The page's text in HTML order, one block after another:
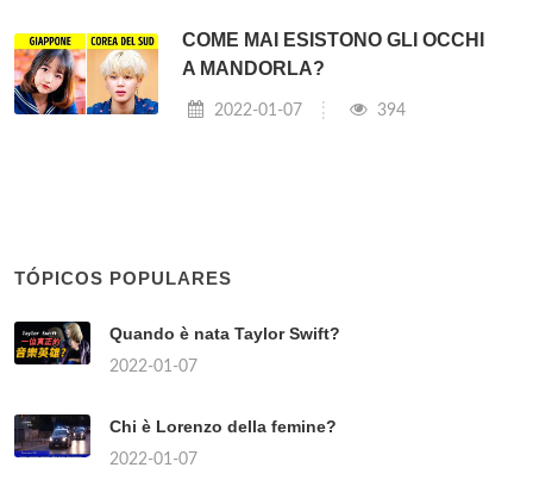
COME MAI ESISTONO GLI OCCHI
A MANDORLA?
2022-01-07 394
TÓPICOS POPULARES
Quando è nata Taylor Swift?
2022-01-07
Chi è Lorenzo della femine?
2022-01-07